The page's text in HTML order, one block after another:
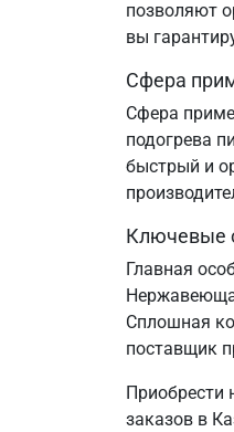
позволяют
вы
Сфера
Сфера
подогрева
быстрый и
Ключевые
Главная
Сплошная
поставщик
Приобрести
заказов в